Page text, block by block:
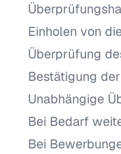
Einholen von
Überprüfung
Bestätigung
Unabhängige
Bei Bedarf
Bei